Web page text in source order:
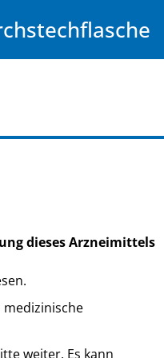
dieses Arzneimittels
medizinische
weiter. Es kann